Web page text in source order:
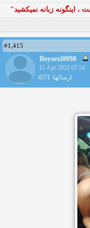
اينگونه زبانه نميكشيد"
#1,415
Boysexi0098
15 Apr 2022 07:54
ارسالها: 4571